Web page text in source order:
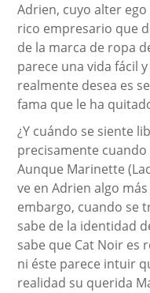
Adrien, cuyo alter
rico empresario que
de la marca de ropa
parece una vida fácil
realmente desea es
fama que le ha
¿Y cuándo se siente
precisamente
Aunque Marinette
ve en Adrien algo
embargo, cuando se
sabe de la identidad
sabe que Cat Noir es
ni éste parece intuir
realidad su querida